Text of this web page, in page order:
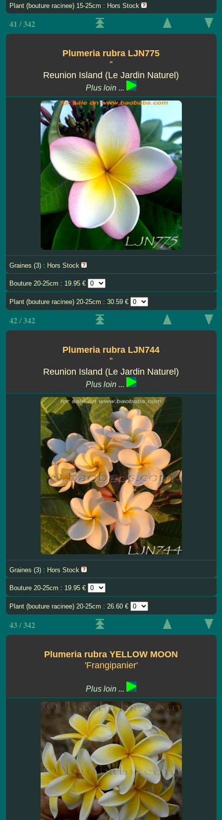
Plant (bouture racinee) 15-25cm : Hors Stock
41 / 342
Plumeria rubra LJN775
''
Reunion Island (Le Jardin Naturel)
Plus loin ...
Graines (3) : Hors Stock
Bouture 20-25cm : 19.95 €
Plant (bouture racinee) 20-25cm : 30.59 €
42 / 342
Plumeria rubra LJN744
''
Reunion Island (Le Jardin Naturel)
Plus loin ...
Graines (3) : Hors Stock
Bouture 20-25cm : 19.95 €
Plant (bouture racinee) 20-25cm : 26.60 €
43 / 342
Plumeria rubra YELLOW MOON
'Frangipanier'
Plus loin ...